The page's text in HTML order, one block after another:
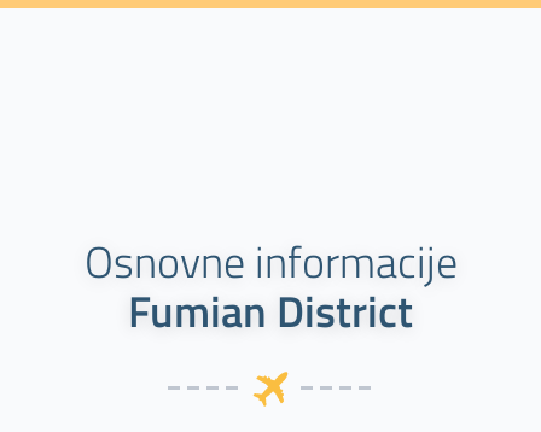
Osnovne informacije
Fumian District